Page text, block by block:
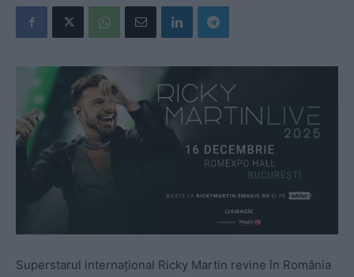
Superstarul internațional Ricky Martin revine în România